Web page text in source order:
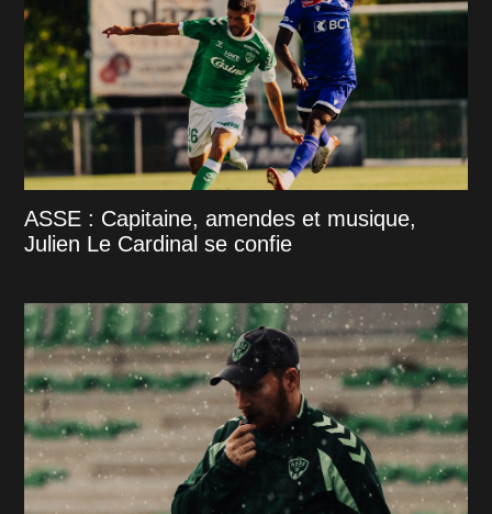
ASSE : Capitaine, amendes et musique,
Julien Le Cardinal se confie